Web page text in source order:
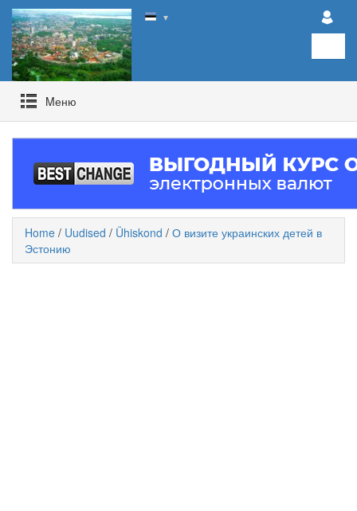
▼
Mеню
Home / Uudised / Ühiskond / О визите украинских детей в
Эстонию